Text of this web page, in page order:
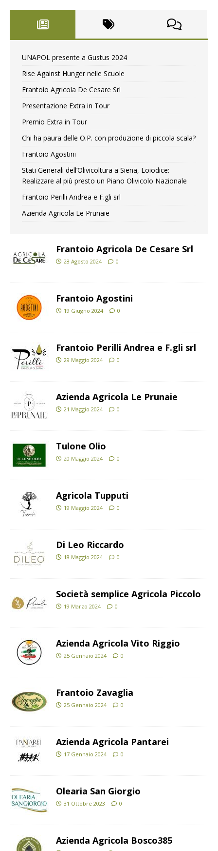
UNAPOL presente a Gustus 2024
Rise Against Hunger nelle Scuole
Frantoio Agricola De Cesare Srl
Presentazione Extra in Tour
Premio Extra in Tour
Chi ha paura delle O.P. con produzione di piccola scala?
Frantoio Agostini
Stati Generali dell’Olivicoltura a Siena, Loiodice:
Realizzare al più presto un Piano Olivicolo Nazionale
Frantoio Perilli Andrea e F.gli srl
Azienda Agricola Le Prunaie
Frantoio Agricola De Cesare Srl
28 Agosto 2024 0
Frantoio Agostini
19 Giugno 2024 0
Frantoio Perilli Andrea e F.gli srl
29 Maggio 2024 0
Azienda Agricola Le Prunaie
21 Maggio 2024 0
Tulone Olio
20 Maggio 2024 0
Agricola Tupputi
19 Maggio 2024 0
Di Leo Riccardo
18 Maggio 2024 0
Società semplice Agricola Piccolo
19 Marzo 2024 0
Azienda Agricola Vito Riggio
25 Gennaio 2024 0
Frantoio Zavaglia
25 Gennaio 2024 0
Azienda Agricola Pantarei
17 Gennaio 2024 0
Olearia San Giorgio
31 Ottobre 2023 0
Azienda Agricola Bosco385